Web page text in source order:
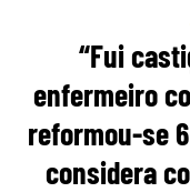
“Fui
enfermeiro
reformou-se
considera